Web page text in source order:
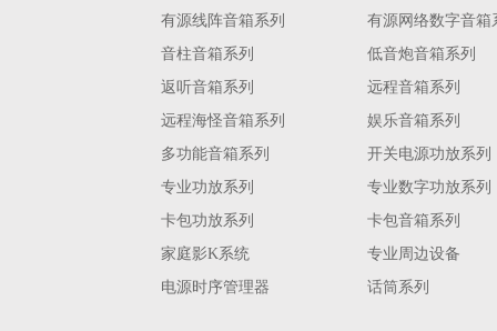
有源线阵音箱系列
有源网络数字音箱
音柱音箱系列
低音炮音箱系列
返听音箱系列
远程音箱系列
远程海怪音箱系列
娱乐音箱系列
多功能音箱系列
开关电源功放系列
专业功放系列
专业数字功放系列
卡包功放系列
卡包音箱系列
家庭影K系统
专业周边设备
电源时序管理器
话筒系列